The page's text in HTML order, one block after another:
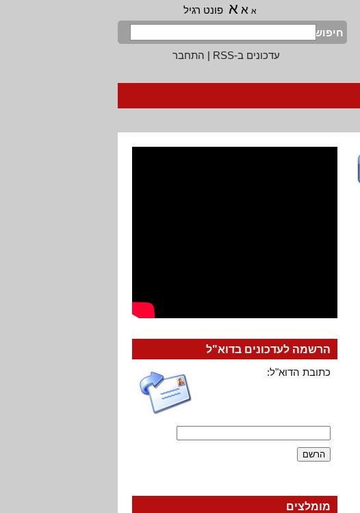
א א א פונט רגיל
חיפוש
עדכונים ב-RSS
| התחבר
הרשמה לעדכונים בדוא"ל
כתובת הדוא"ל:
מומלצים